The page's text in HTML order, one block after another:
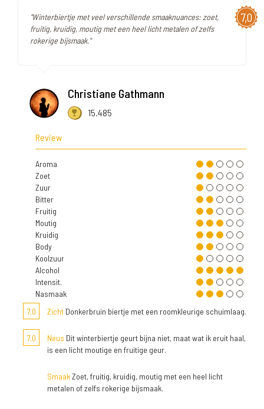
7,0
"Winterbiertje met veel verschillende smaaknuances: zoet,
fruitig, kruidig, moutig met een heel licht metalen of zelfs
rokerige bijsmaak."
Christiane Gathmann
15.485
Review
Aroma
Zoet
Zuur
Bitter
Fruitig
Moutig
Kruidig
Body
Koolzuur
Alcohol
Intensit.
Nasmaak
7,0
Zicht Donkerbruin biertje met een roomkleurige schuimlaag.
7,0 Neus Dit winterbiertje geurt bijna niet, maat wat ik eruit haal,
is een licht moutige en fruitige geur.
SmaakZoet, fruitig, kruidig, moutig met een heel licht
metalen of zelfs rokerige bijsmaak.